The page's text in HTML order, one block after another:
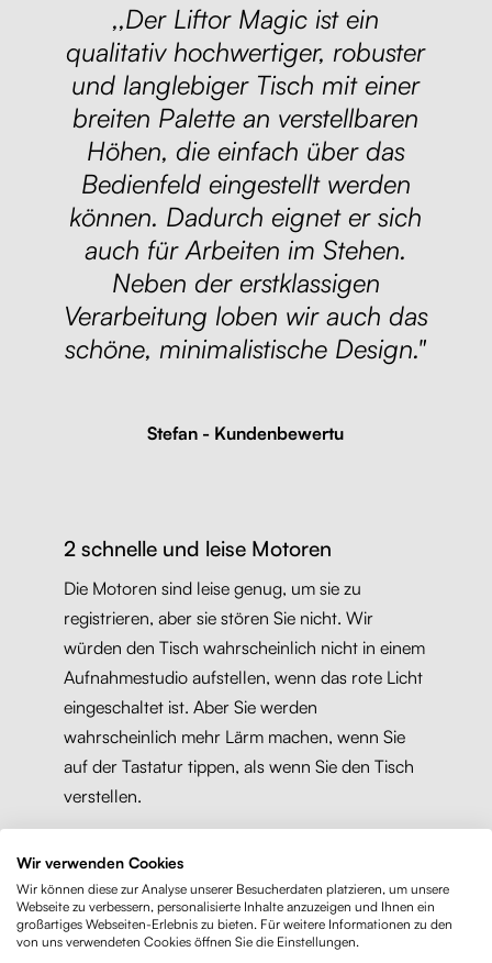
,,Der Liftor Magic ist ein
qualitativ hochwertiger, robuster
und langlebiger Tisch mit einer
breiten Palette an verstellbaren
Höhen, die einfach über das
Bedienfeld eingestellt werden
können. Dadurch eignet er sich
auch für Arbeiten im Stehen.
Neben der erstklassigen
Verarbeitung loben wir auch das
schöne, minimalistische Design."
Stefan - Kundenbewertu
2 schnelle und leise Motoren
Die Motoren sind leise genug, um sie zu
registrieren, aber sie stören Sie nicht. Wir
würden den Tisch wahrscheinlich nicht in einem
Aufnahmestudio aufstellen, wenn das rote Licht
eingeschaltet ist. Aber Sie werden
wahrscheinlich mehr Lärm machen, wenn Sie
auf der Tastatur tippen, als wenn Sie den Tisch
verstellen.
Der Positionswechsel ist schnell, man kann in 10
Sekunden vom Sitzen zum Stehen übergehen.
Außerdem gibt es ein cleveres Anti-
Kollisionssystem. Wenn der Tisch auf ein
Wir verwenden Cookies
Wir können diese zur Analyse unserer Besucherdaten platzieren, um unsere
Webseite zu verbessern, personalisierte Inhalte anzuzeigen und Ihnen ein
großartiges Webseiten-Erlebnis zu bieten. Für weitere Informationen zu den
von uns verwendeten Cookies öffnen Sie die Einstellungen.